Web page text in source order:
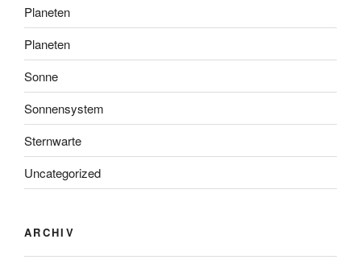
Planeten
Planeten
Sonne
Sonnensystem
Sternwarte
Uncategorized
ARCHIV